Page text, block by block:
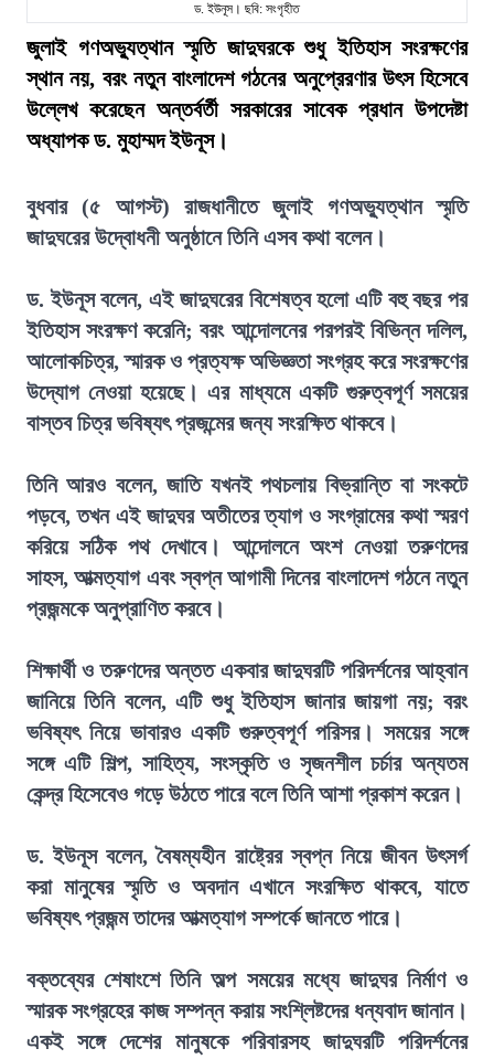
ড. ইউনূস। ছবি: সংগৃহীত
জুলাই গণঅভ্যুত্থান স্মৃতি জাদুঘরকে শুধু ইতিহাস সংরক্ষণের
স্থান নয়, বরং নতুন বাংলাদেশ গঠনের অনুপ্রেরণার উৎস হিসেবে
উল্লেখ করেছেন অন্তর্বর্তী সরকারের সাবেক প্রধান উপদেষ্টা
অধ্যাপক ড. মুহাম্মদ ইউনূস।
বুধবার (৫ আগস্ট) রাজধানীতে জুলাই গণঅভ্যুত্থান স্মৃতি
জাদুঘরের উদ্বোধনী অনুষ্ঠানে তিনি এসব কথা বলেন।
ড. ইউনূস বলেন, এই জাদুঘরের বিশেষত্ব হলো এটি বহু বছর পর
ইতিহাস সংরক্ষণ করেনি; বরং আন্দোলনের পরপরই বিভিন্ন দলিল,
আলোকচিত্র, স্মারক ও প্রত্যক্ষ অভিজ্ঞতা সংগ্রহ করে সংরক্ষণের
উদ্যোগ নেওয়া হয়েছে। এর মাধ্যমে একটি গুরুত্বপূর্ণ সময়ের
বাস্তব চিত্র ভবিষ্যৎ প্রজন্মের জন্য সংরক্ষিত থাকবে।
তিনি আরও বলেন, জাতি যখনই পথচলায় বিভ্রান্তি বা সংকটে
পড়বে, তখন এই জাদুঘর অতীতের ত্যাগ ও সংগ্রামের কথা স্মরণ
করিয়ে সঠিক পথ দেখাবে। আন্দোলনে অংশ নেওয়া তরুণদের
সাহস, আত্মত্যাগ এবং স্বপ্ন আগামী দিনের বাংলাদেশ গঠনে নতুন
প্রজন্মকে অনুপ্রাণিত করবে।
শিক্ষার্থী ও তরুণদের অন্তত একবার জাদুঘরটি পরিদর্শনের আহ্বান
জানিয়ে তিনি বলেন, এটি শুধু ইতিহাস জানার জায়গা নয়; বরং
ভবিষ্যৎ নিয়ে ভাবারও একটি গুরুত্বপূর্ণ পরিসর। সময়ের সঙ্গে
সঙ্গে এটি শিল্প, সাহিত্য, সংস্কৃতি ও সৃজনশীল চর্চার অন্যতম
কেন্দ্র হিসেবেও গড়ে উঠতে পারে বলে তিনি আশা প্রকাশ করেন।
ড. ইউনূস বলেন, বৈষম্যহীন রাষ্ট্রের স্বপ্ন নিয়ে জীবন উৎসর্গ
করা মানুষের স্মৃতি ও অবদান এখানে সংরক্ষিত থাকবে, যাতে
ভবিষ্যৎ প্রজন্ম তাদের আত্মত্যাগ সম্পর্কে জানতে পারে।
বক্তব্যের শেষাংশে তিনি অল্প সময়ের মধ্যে জাদুঘর নির্মাণ ও
স্মারক সংগ্রহের কাজ সম্পন্ন করায় সংশ্লিষ্টদের ধন্যবাদ জানান।
একই সঙ্গে দেশের মানুষকে পরিবারসহ জাদুঘরটি পরিদর্শনের